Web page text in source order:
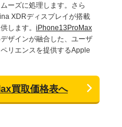
ーズに処理します。さら
XDRディスプレイが搭載
します。 iPhone13ProMax
ザインが融合した、ユーザ
リエンスを提供するApple
買取価格表へ